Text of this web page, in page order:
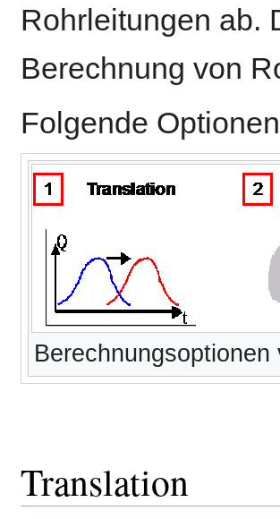
Rohrleitungen ab.
Berechnung von
Folgende
Translation